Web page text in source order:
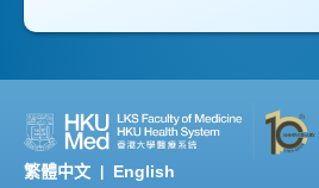
繁體中文 English